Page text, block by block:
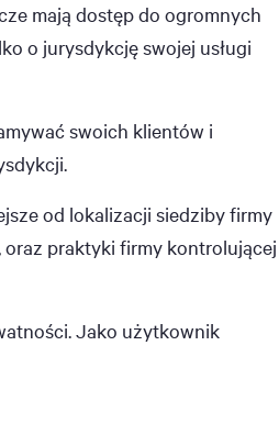
mają dostęp do ogromnych
o jurysdykcję swojej usługi
swoich klientów i
od lokalizacji siedziby firmy
oraz praktyki firmy kontrolującej
Jako użytkownik